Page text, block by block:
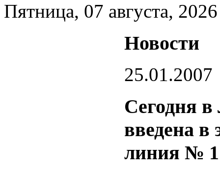
Пятница, 07 августа, 2026
Новости
25.01.2007
Сегодня
введена в
линия № 1